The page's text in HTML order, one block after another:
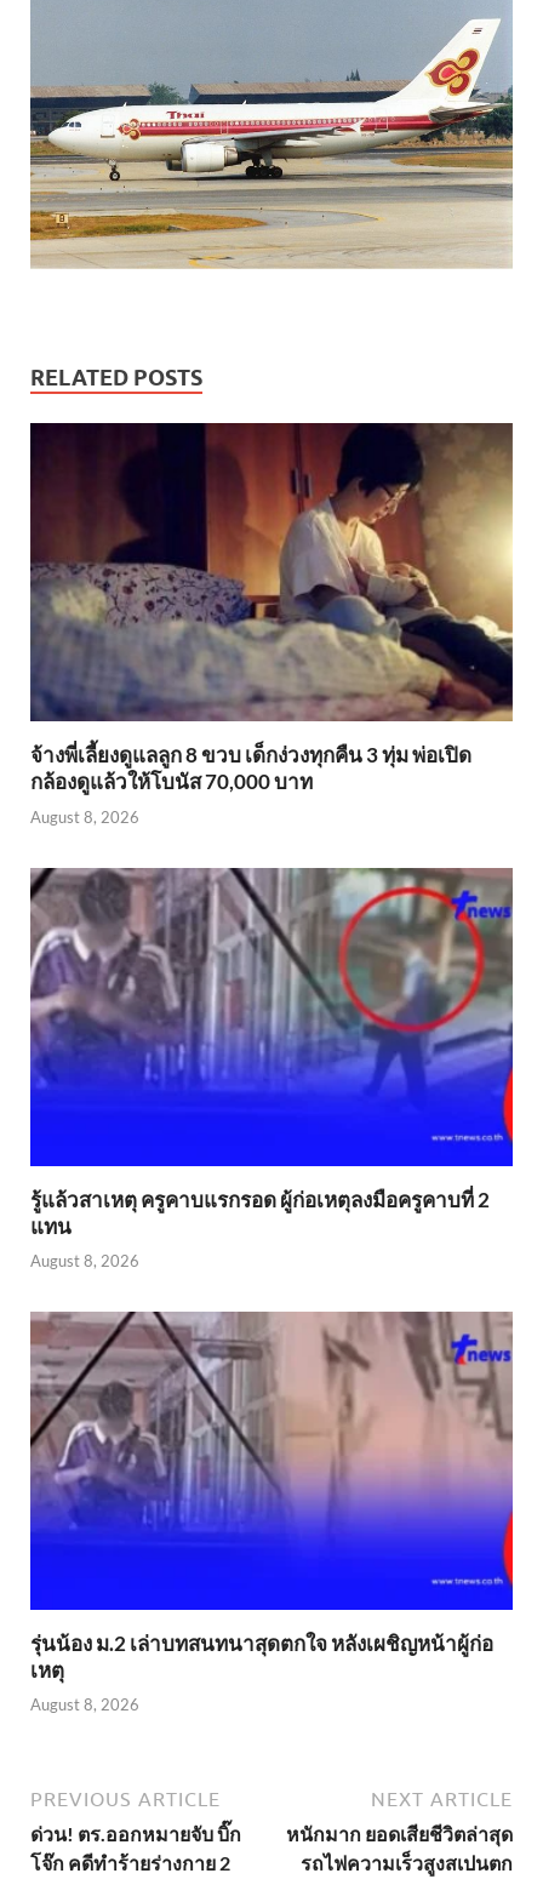
RELATED POSTS
จ้างพี่เลี้ยงดูแลลูก 8 ขวบ เด็กง่วงทุกคืน 3 ทุ่ม พ่อเปิด
กล้องดูแล้วให้โบนัส 70,000 บาท
August 8, 2026
รู้แล้วสาเหตุ ครูคาบแรกรอด ผู้ก่อเหตุลงมือครูคาบที่ 2
แทน
August 8, 2026
รุ่นน้อง ม.2 เล่าบทสนทนาสุดตกใจ หลังเผชิญหน้าผู้ก่อ
เหตุ
August 8, 2026
PREVIOUS ARTICLE
ด่วน! ตร.ออกหมายจับ บิ๊ก
โจ๊ก คดีทำร้ายร่างกาย 2
NEXT ARTICLE
หนักมาก ยอดเสียชีวิตล่าสุด
รถไฟความเร็วสูงสเปนตก